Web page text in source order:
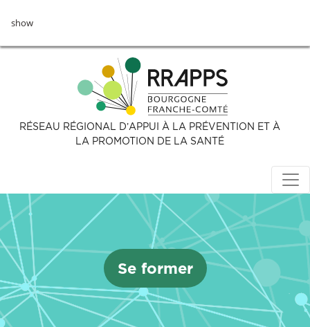
aushow
RÉSEAU RÉGIONAL D’APPUI À LA PRÉVENTION ET À
LA PROMOTION DE LA SANTÉ
Se former